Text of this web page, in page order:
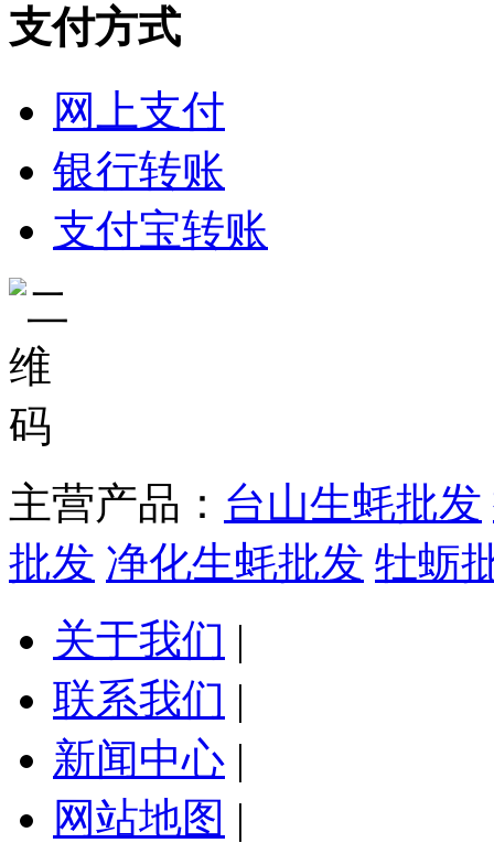
支付方式
网上支付
银行转账
支付宝转账
主营产品： 台山生蚝批发
批发 净化生蚝批发 牡蛎
关于我们 |
联系我们 |
新闻中心 |
网站地图 |